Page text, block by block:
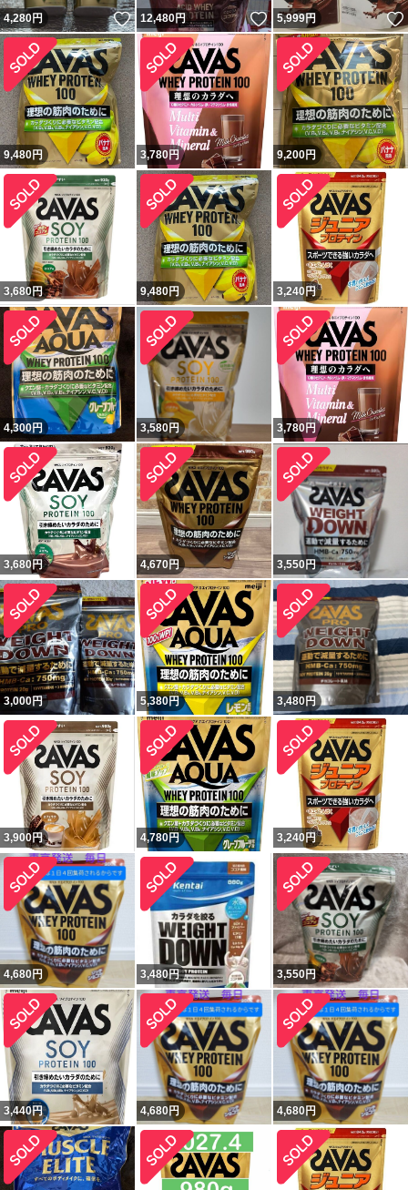
4,280円 いいね！
12,480円 いいね！
5,999円
9,480円 3,780円 9,200円
3,680円 9,480円 3,240円
4,300円 3,580円 3,780円
3,680円 4,670円 3,550円
3,000円 5,380円 3,480円
3,900円 4,780円 3,240円
4,680円 3,480円 3,550円
3,440円 4,680円 4,680円